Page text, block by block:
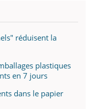
réduisent la
plastiques
en 7 jours
dans le papier